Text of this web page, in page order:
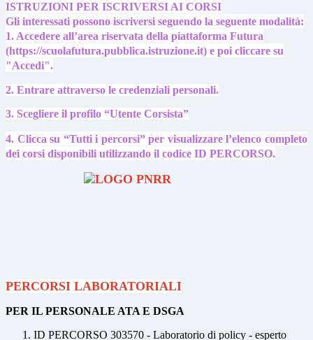
ISTRUZIONI PER ISCRIVERSI AI CORSI
Gli interessati possono iscriversi seguendo la seguente modalità:
1. Accedere all’area riservata della piattaforma Futura
(https://scuolafutura.pubblica.istruzione.it) e poi cliccare su
"Accedi".
2. Entrare attraverso le credenziali personali.
3. Scegliere il profilo “Utente Corsista”
4. Clicca su “Tutti i percorsi” per visualizzare l’elenco completo
dei corsi disponibili utilizzando il codice ID PERCORSO.
PERCORSI LABORATORIALI
PER IL PERSONALE ATA E DSGA
ID PERCORSO 303570 - Laboratorio di policy - esperto